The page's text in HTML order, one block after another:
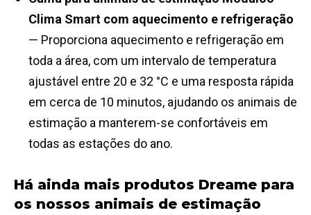
Clima Smart com aquecimento e refrigeração
— Proporciona aquecimento e refrigeração em
toda a área, com um intervalo de temperatura
ajustável entre 20 e 32 °C e uma resposta rápida
em cerca de 10 minutos, ajudando os animais de
estimação a manterem-se confortáveis em
todas as estações do ano.
Há ainda mais produtos Dreame para
os nossos animais de estimação